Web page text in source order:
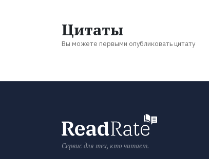
Цитаты
Вы можете первыми опубликовать цитату
Сервис для тех, кто читает.